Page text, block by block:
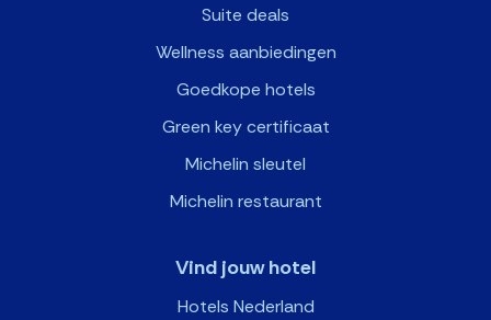
Suite deals
Wellness aanbiedingen
Goedkope hotels
Green key certificaat
Michelin sleutel
Michelin restaurant
Vind jouw hotel
Hotels Nederland